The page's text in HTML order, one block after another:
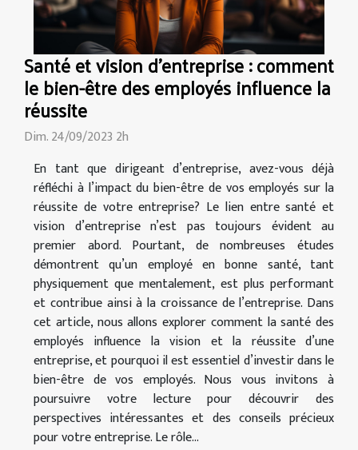
Santé et vision d'entreprise : comment
le bien-être des employés influence la
réussite
Dim. 24/09/2023 2h
En tant que dirigeant d’entreprise, avez-vous déjà
réfléchi à l’impact du bien-être de vos employés sur la
réussite de votre entreprise? Le lien entre santé et
vision d’entreprise n’est pas toujours évident au
premier abord. Pourtant, de nombreuses études
démontrent qu’un employé en bonne santé, tant
physiquement que mentalement, est plus performant
et contribue ainsi à la croissance de l’entreprise. Dans
cet article, nous allons explorer comment la santé des
employés influence la vision et la réussite d’une
entreprise, et pourquoi il est essentiel d’investir dans le
bien-être de vos employés. Nous vous invitons à
poursuivre votre lecture pour découvrir des
perspectives intéressantes et des conseils précieux
pour votre entreprise. Le rôle...